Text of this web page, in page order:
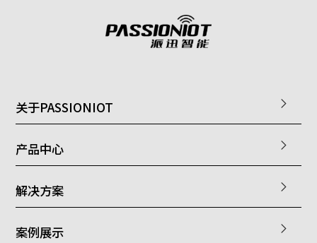
关于PASSIONIOT
产品中心
解决方案
案例展示